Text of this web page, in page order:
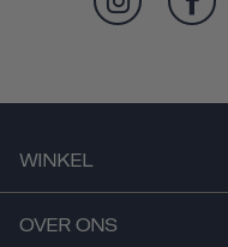
WINKEL
OVER ONS